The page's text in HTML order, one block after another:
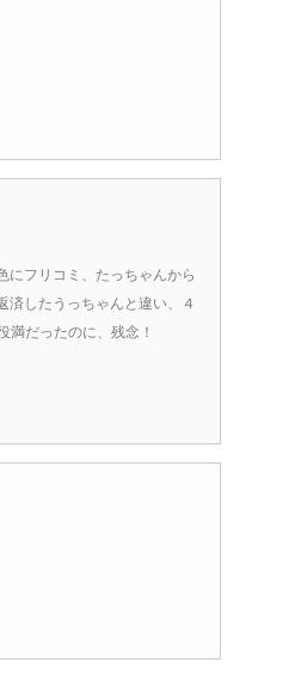
にフリコミ、たっちゃんから
済したうっちゃんと違い、４
満だったのに、残念！